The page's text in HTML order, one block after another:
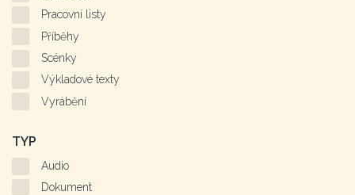
Pracovní listy
Příběhy
Scénky
Výkladové texty
Vyrábění
TYP
Audio
Dokument